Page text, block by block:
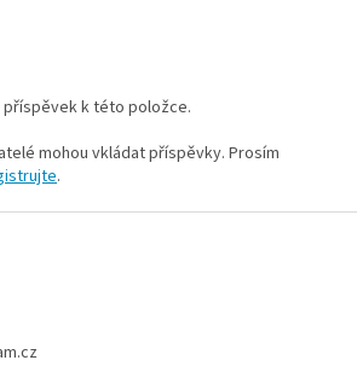
k této položce.
mohou vkládat příspěvky. Prosím
.